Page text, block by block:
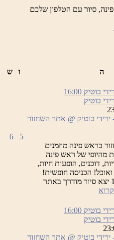
סיור עם הטלפון שלכם
ה ו ש
בוטיק 16:00
בוטיק
בראש פינה מוזמנים
מהיופי של ראש פינה
דוכנים, הופעות חיות,
ואוכל! הכניסה חופשית!
בשעות 18:00 וב19:30 יצא סיור מודרך באתר
בולברד
–
ירידי
בוטיק
5
6
בוטיק 16:00
בוטיק